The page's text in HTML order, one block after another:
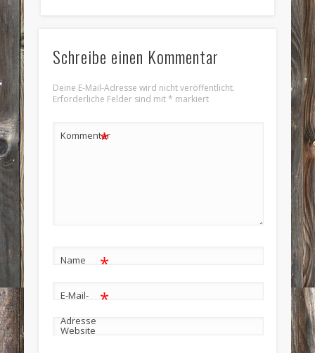
Schreibe einen Kommentar
Deine E-Mail-Adresse wird nicht veröffentlicht.
Erforderliche Felder sind mit* markiert
Kommentar
*
Name *
E-Mail-
Adresse
*
Website